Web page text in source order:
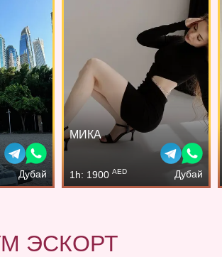
Дубай
МИКА
1h: 1900 AED Дубай
ЭСКОРТ